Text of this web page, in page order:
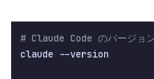
# Claude Code のバージョ
claude --version